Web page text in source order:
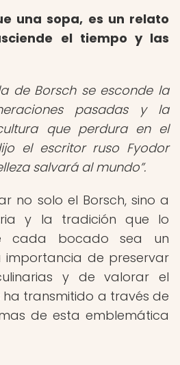
una sopa, es un relato
el tiempo y las
de Borsch se esconde la
pasadas y la
que perdura en el
el escritor ruso Fyodor
salvará al mundo .
no solo el Borsch, sino a
y la tradición que lo
cada bocado sea un
de preservar
y de valorar el
transmitido a través de
de esta emblemática